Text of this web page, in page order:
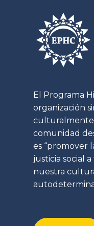
El Programa
organización
culturalmente
comunidad
es “promover
justicia social
nuestra